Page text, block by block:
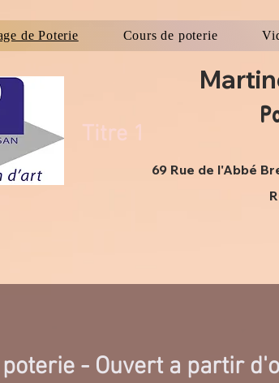
de Poterie Cours de poterie
69 Rue de l'Abbé
Titre 1
- Ouvert a partir